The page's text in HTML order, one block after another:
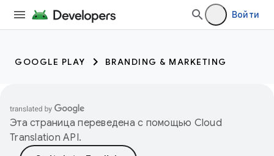
Войти
GOOGLE PLAY BRANDING & MARKETING
Эта страница переведена с помощью Cloud
Translation API.